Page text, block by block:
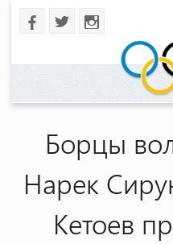
b a x
Борцы
Нарек
Кетоев